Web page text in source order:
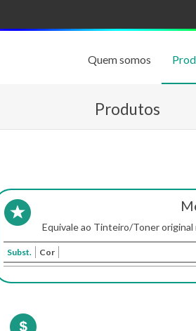
Quem somos
Produtos
Equivale ao Tinteiro/Toner original
Subst. Cor